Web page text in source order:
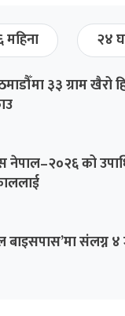
महिना २४
३३ ग्राम खैरो
नेपाल–२०२६ को
बाइसपास’मा संलग्न ४